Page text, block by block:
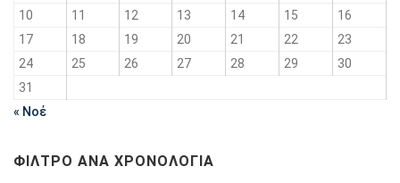
10
11 12 13 14 15
16
17
18 19 20 21 22
23
24
25 26 27 28 29
30
31
« Νοέ
ΦΊΛΤΡΟ ΑΝΆ ΧΡΟΝΟΛΟΓΊΑ